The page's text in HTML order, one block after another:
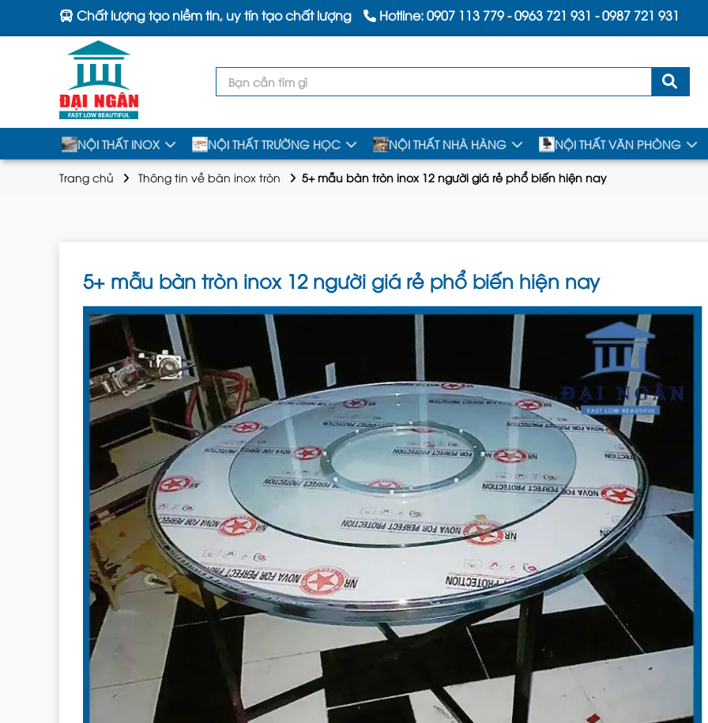
Chất lượng tạo niềm tin, uy tín tạo chất lượng Hotline:0907 113 779-0963 721 931 -0987 721 931
NỘI THẤT INOX NỘI THẤT TRƯỜNG HỌC NỘI THẤT NHÀ HÀNG NỘI THẤT VĂN PHÒNG
Trang chủ Thông tin về bàn inox tròn 5+ mẫu bàn tròn inox 12 người giá rẻ phổ biến hiện nay
5+ mẫu bàn tròn inox 12 người giá rẻ phổ biến hiện nay